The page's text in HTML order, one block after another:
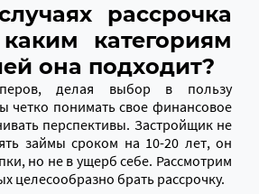
рассрочка
категориям
она подходит?
делая выбор в пользу
четко понимать свое финансовое
перспективы. Застройщик не
займы сроком на 10-20 лет, он
но не в ущерб себе. Рассмотрим
целесообразно брать рассрочку.